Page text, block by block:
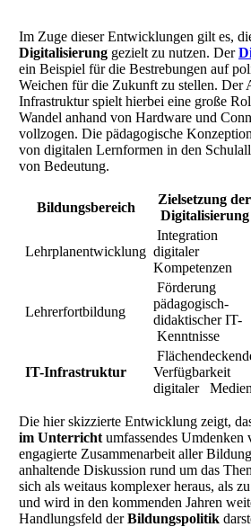
Im Zuge dieser Entwicklungen gilt es,
Digitalisierung gezielt zu nutzen. Der
ein Beispiel für die Bestrebungen auf
Weichen für die Zukunft zu stellen. Der
Infrastruktur spielt hierbei eine große
Wandel anhand von Hardware und
vollzogen. Die pädagogische
von digitalen Lernformen in den
von Bedeutung.
Bildungsbereich
Zielsetzung der
Digitalisierung
Lehrplanentwicklung
Integration
digitaler
Kompetenzen
Lehrerfortbildung
Förderung
pädagogisch-
didaktischer IT-
Kenntnisse
IT-Infrastruktur
Verfügbarkeit
digitaler Medien
Die hier skizzierte Entwicklung zeigt,
im Unterricht umfassendes Umdenken
engagierte Zusammenarbeit aller
anhaltende Diskussion rund um das
sich als weitaus komplexer heraus, als
und wird in den kommenden Jahren
Handlungsfeld derBildungspolitik